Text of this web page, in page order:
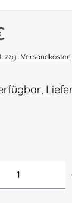
zzgl. Versandkosten
Anzahl: